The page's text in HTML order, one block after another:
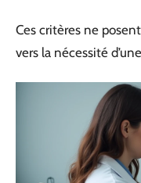
Ces critères ne
vers la nécessité